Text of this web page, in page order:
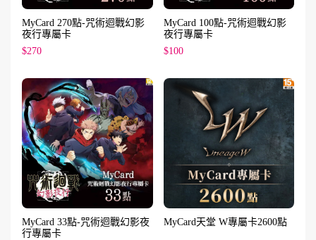
MyCard 270點-咒術迴戰幻影
夜行專屬卡
$270
MyCard 100點-咒術迴戰幻影
夜行專屬卡
$100
MyCard 33點-咒術迴戰幻影夜
行專屬卡
MyCard天堂 W專屬卡2600點